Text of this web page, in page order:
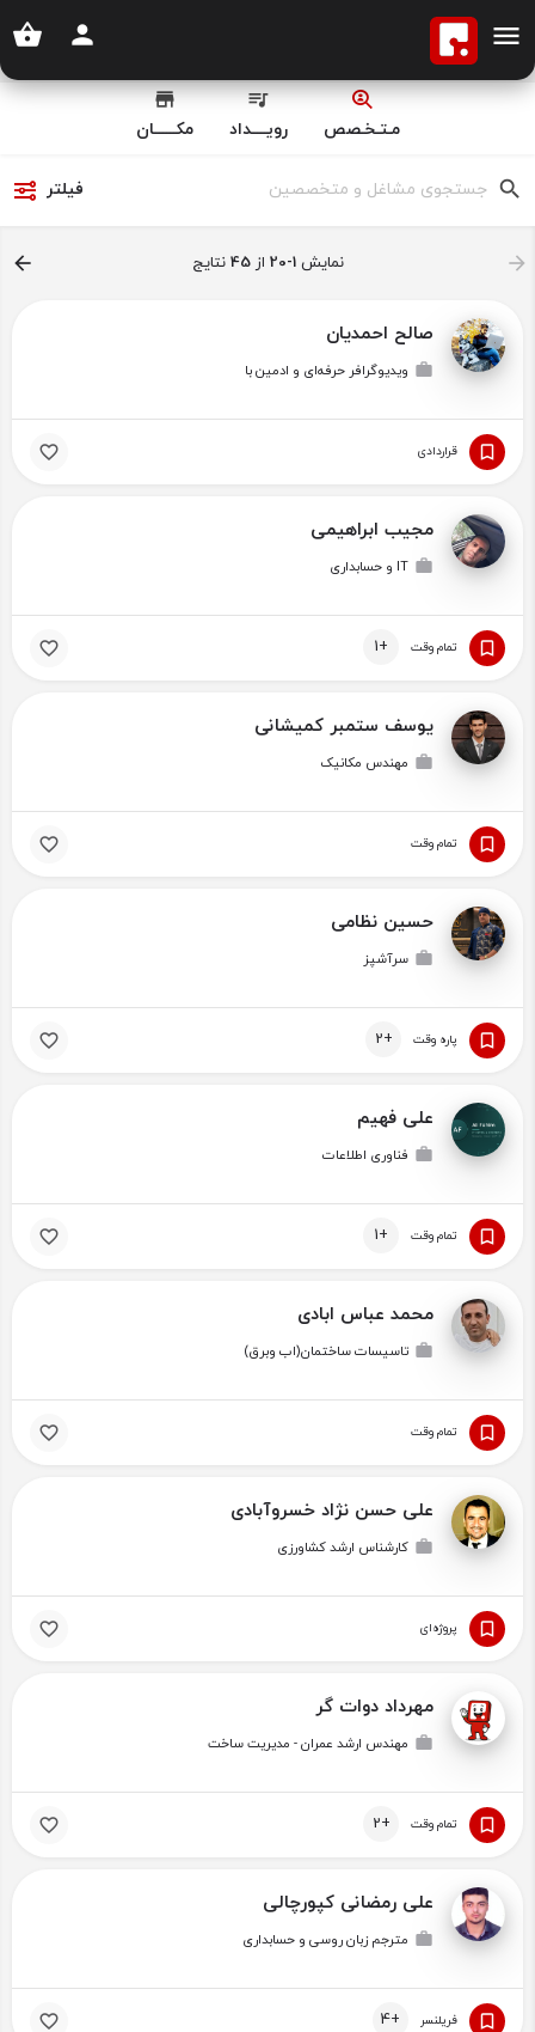
مـتـخـصص رویــــداد مکــــــان
فیلتر
نمایش1-20 از45 نتایج
صالح احمدیان
ویدیوگرافر حرفه‌ای‌ و ادمین با
قراردادی
مجیب ابراهیمی
IT و حسابداری
تمام وقت +1
یوسف ستمبر کمیشانی
مهندس مکانیک
تمام وقت
حسین نظامی
سرآشپز
پاره وقت +2
علی فهیم
فناوری اطلاعات
تمام وقت +1
محمد عباس ابادی
تاسیسات ساختمان(اب وبرق)
تمام وقت
علی حسن نژاد خسروآبادی
کارشناس ارشد کشاورزی
پروژه‌ای
مهرداد دوات گر
مهندس ارشد عمران - مدیریت ساخت
تمام وقت +2
علی رمضانی کپورچالی
مترجم زبان روسی و حسابداری
فریلنسر +4